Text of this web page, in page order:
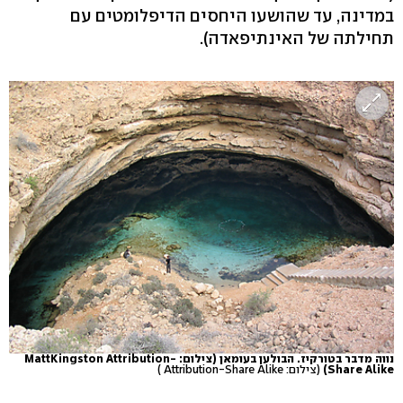
במדינה, עד שהושעו היחסים הדיפלומטים עם
תחילתה של האינתיפאדה).
נווה מדבר בטורקיז. הבולען בעומאן (צילום: MattKingston Attribution-
Share Alike)
(צילום: Attribution-Share Alike )